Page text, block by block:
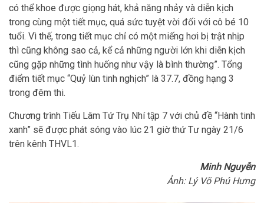
có thể khoe được giọng hát, khả năng nhảy và diễn kịch
trong cùng một tiết mục, quá sức tuyệt vời đối với cô bé 10
tuổi. Vì thế, trong tiết mục chỉ có một miếng hơi bị trật nhịp
thì cũng không sao cả, kể cả những người lớn khi diễn kịch
cũng gặp những tình huống như vậy là bình thường”. Tổng
điểm tiết mục “Quỷ lùn tinh nghịch” là 37.7, đồng hạng 3
trong đêm thi.
Chương trình Tiếu Lâm Tứ Trụ Nhí tập 7 với chủ đề “Hành tinh
xanh” sẽ được phát sóng vào lúc 21 giờ thứ Tư ngày 21/6
trên kênh THVL1.
Minh Nguyễn
Ảnh: Lý Võ Phú Hưng